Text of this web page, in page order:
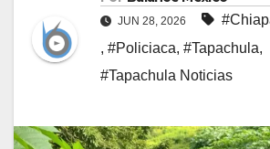
JUN 28, 2026
, #Policiaca, #Tapachula,
#Tapachula Noticias